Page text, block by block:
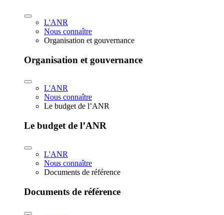
L'ANR
Nous connaître
Organisation et gouvernance
Organisation et gouvernance
L'ANR
Nous connaître
Le budget de l’ANR
Le budget de l’ANR
L'ANR
Nous connaître
Documents de référence
Documents de référence